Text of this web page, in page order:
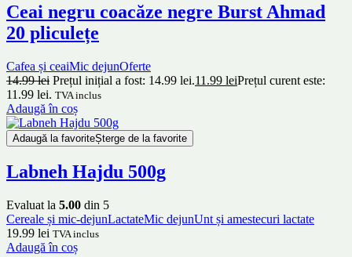
Ceai negru coacăze negre Burst Ahmad
20 pliculețe
Cafea și ceaiMic dejunOferte
14.99lei Prețul inițial a fost: 14.99 lei.11.99 leiPrețul curent este:
11.99 lei. TVA inclus
Adaugă în coș
Adaugă la favoriteȘterge de la favorite
Labneh Hajdu 500g
Evaluat la 5.00 din 5
Cereale și mic-dejunLactateMic dejunUnt și amestecuri lactate
19.99 lei TVA inclus
Adaugă în coș